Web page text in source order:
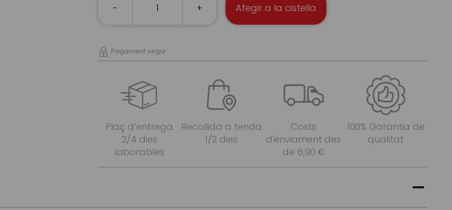
- + Afegir a la cistella
Pagament segur
Plaç d’entrega
2/4 dies
laborables
Recollida a tenda
1/2 dies
Costs
d'enviament des
de 6,90 €
100% Garantia de
qualitat